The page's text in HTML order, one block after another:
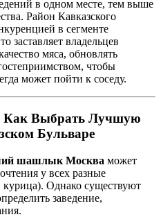
в одном месте, тем выше
Район Кавказского
в сегменте
заставляет владельцев
мяса, обновлять
чтобы
может пойти к соседу.
Как Выбрать Лучшую
Бульваре
шашлык Москва может
у всех разные
курица). Однако существуют
заведение,